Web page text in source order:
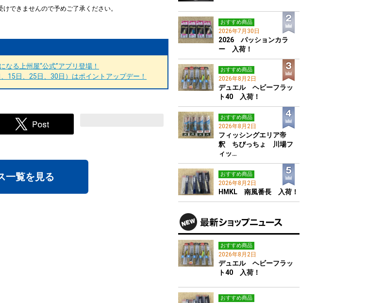
できませんので予めご了承ください。
る上州屋“公式”アプリ登場！
15日、25日、30日）はポイントアップデー！
一覧を見る
おすすめ商品
2026年7月30日
2026 パッションカラ
ー 入荷！
おすすめ商品
2026年8月2日
デュエル ヘビーフラッ
ト40 入荷！
おすすめ商品
2026年8月2日
フィッシングエリア帝
釈 ちびっちょ 川場フ
ィッ…
おすすめ商品
2026年8月2日
HMKL 南風番長 入荷！
おすすめ商品
2026年8月2日
デュエル ヘビーフラッ
ト40 入荷！
おすすめ商品